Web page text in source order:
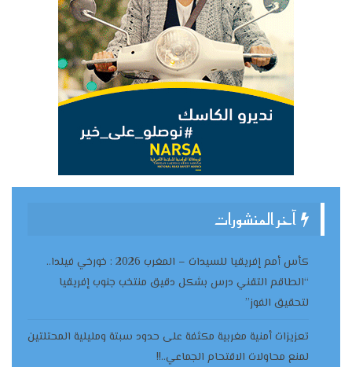
آخر المنشورات
كأس أمم إفريقيا للسيدات – المغرب 2026 : خورخي فيلدا..
“الطاقم التقني درس بشكل دقيق منتخب جنوب إفريقيا
لتحقيق الفوز”
تعزيزات أمنية مغربية مكثفة على حدود سبتة ومليلية المحتلتين
لمنع محاولات الاقتحام الجماعي..!!